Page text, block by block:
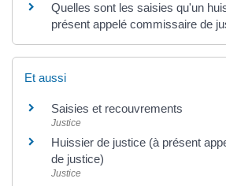
Quelles sont les saisies qu'un
présent appelé commissaire de
Et aussi
Saisies et recouvrements
Justice
Huissier de justice (à présent
de justice)
Justice